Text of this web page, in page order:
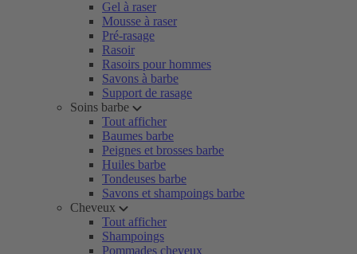
Gel à raser
Mousse à raser
Pré-rasage
Rasoir
Rasoirs pour hommes
Savons à barbe
Support de rasage
Soins barbe
Tout afficher
Baumes barbe
Peignes et brosses barbe
Huiles barbe
Tondeuses barbe
Savons et shampoings barbe
Cheveux
Tout afficher
Shampoings
Pommades cheveux